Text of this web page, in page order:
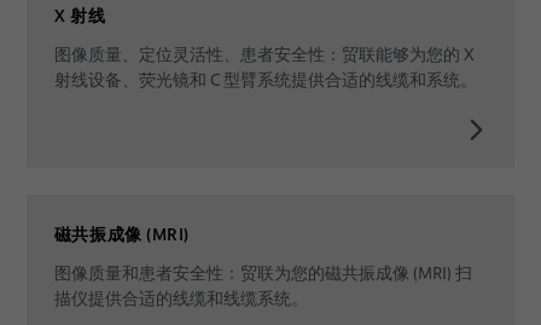
X 射线
图像质量、定位灵活性、患者安全性：贸联能够为您的 X
射线设备、荧光镜和 C 型臂系统提供合适的线缆和系统。
磁共振成像 (MRI)
图像质量和患者安全性：贸联为您的磁共振成像 (MRI) 扫
描仪提供合适的线缆和线缆系统。